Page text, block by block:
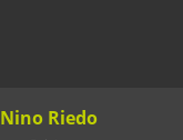
Nino Riedo